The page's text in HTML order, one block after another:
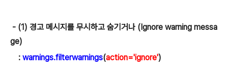
- (1) 경고 메시지를 무시하고 숨기거나 (Ignore warning messa
ge)
: warnings.filterwarnings(action='ignore')